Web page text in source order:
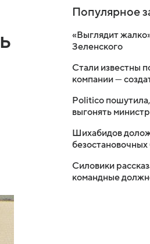
Популярное
«Выглядит
Зеленского
Стали известны
компании —
Politico
выгонять
Шихабидов
Силовики
командные